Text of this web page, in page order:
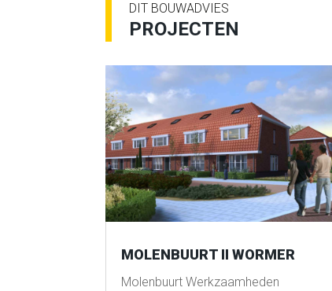
DIT BOUWADVIES
PROJECTEN
MOLENBUURT II WORMER
Molenbuurt Werkzaamheden